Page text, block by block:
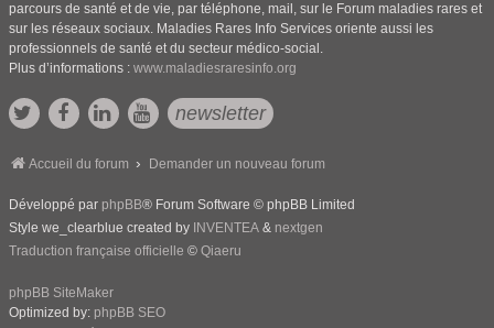
parcours de santé et de vie, par téléphone, mail, sur le Forum maladies rares et
sur les réseaux sociaux. Maladies Rares Info Services oriente aussi les
professionnels de santé et du secteur médico-social.
Plus d’informations : www.maladiesraresinfo.org
newsletter
Accueil du forum Demander un nouveau forum
Développé par phpBB® Forum Software © phpBB Limited
Style we_clearblue created by INVENTEA & nextgen
Traduction française officielle © Qiaeru
phpBB SiteMaker
Optimized by: phpBB SEO